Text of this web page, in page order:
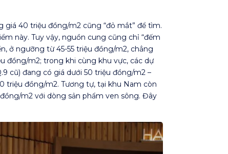
giá 40 triệu đồng/m2 cũng “đỏ mắt” để tìm.
này. Tuy vậy, nguồn cung cũng chỉ “đếm
ở ngưỡng từ 45-55 triệu đồng/m2, chẳng
đồng/m2; trong khi cùng khu vực, các dự
cũ) đang có giá dưới 50 triệu đồng/m2 –
triệu đồng/m2. Tương tự, tại khu Nam còn
m2 với dòng sản phẩm ven sông. Đây